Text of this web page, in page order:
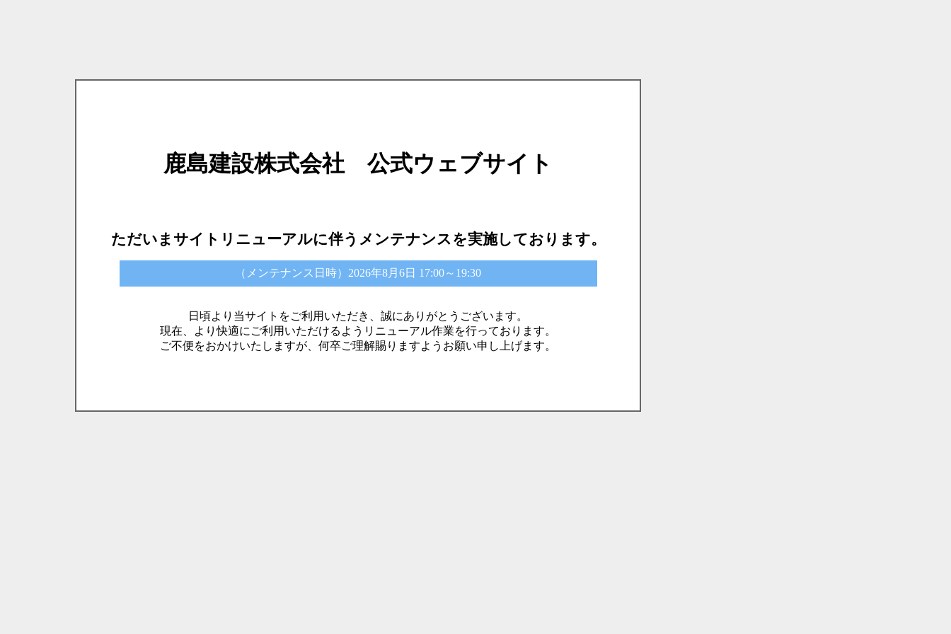
鹿島建設株式会社 公式ウェブサイト
ただいまサイトリニューアルに伴うメンテナンスを実施しております。
（メンテナンス日時）2026年8月6日 17:00～19:30
日頃より当サイトをご利用いただき、誠にありがとうございます。
現在、より快適にご利用いただけるようリニューアル作業を行っております。
ご不便をおかけいたしますが、何卒ご理解賜りますようお願い申し上げます。